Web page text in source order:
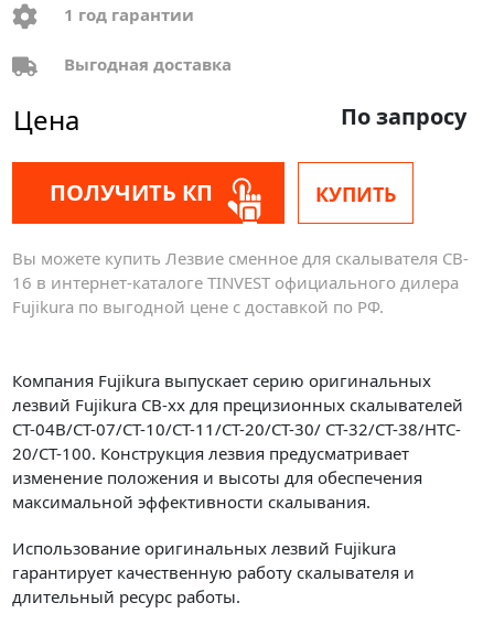
1 год гарантии
Выгодная доставка
Цена По запросу
ПОЛУЧИТЬ КП КУПИТЬ
Вы можете купить Лезвие сменное для скалывателя CB-
16 в интернет-каталоге TINVEST официального дилера
Fujikura по выгодной цене с доставкой по РФ.
Компания Fujikura выпускает серию оригинальных
лезвий Fujikura CB-xx для прецизионных скалывателей
CT-04B/CT-07/CT-10/CT-11/CT-20/CT-30/ CT-32/CT-38/HTC-
20/CT-100. Конструкция лезвия предусматривает
изменение положения и высоты для обеспечения
максимальной эффективности скалывания.
Использование оригинальных лезвий Fujikura
гарантирует качественную работу скалывателя и
длительный ресурс работы.